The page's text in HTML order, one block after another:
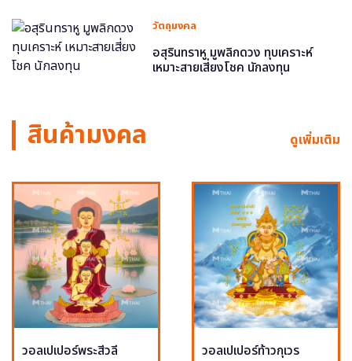
วัตถุมงคล
อสุรินทราหู มูพลิกดวง ทุบเคราะห์
เหมาะสายเสี่ยงโชค นักลงทุน
สินค้ามงคล ดูเพิ่มเติม
วอลเปเปอร์พระสีวลี วอลเปเปอร์ท้าวกุเวร